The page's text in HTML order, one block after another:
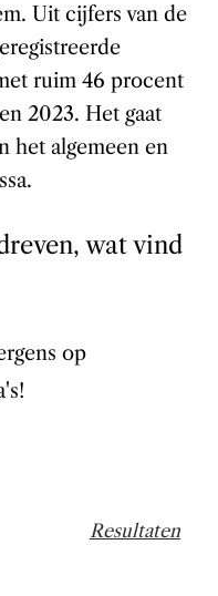
Uit cijfers van de
ruim 46 procent
2023. Het gaat
het algemeen en
wat vind
op
Resultaten